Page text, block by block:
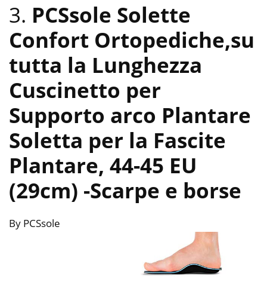
3. PCSsole Solette
Confort Ortopediche,su
tutta la Lunghezza
Cuscinetto per
Supporto arco Plantare
Soletta per la Fascite
Plantare, 44-45 EU
(29cm) -Scarpe e borse
By PCSsole